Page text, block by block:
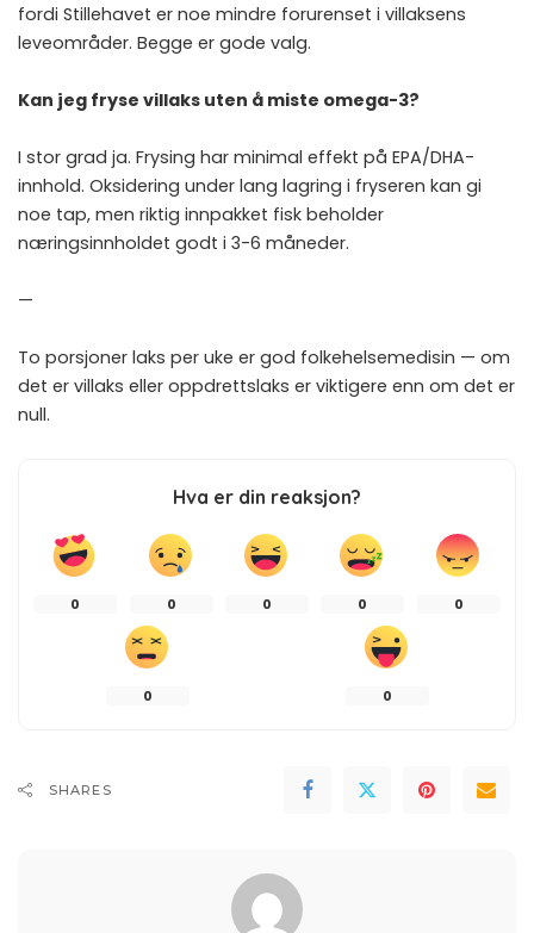
fordi Stillehavet er noe mindre forurenset i villaksens
leveområder. Begge er gode valg.
Kan jeg fryse villaks uten å miste omega-3?
I stor grad ja. Frysing har minimal effekt på EPA/DHA-
innhold. Oksidering under lang lagring i fryseren kan gi
noe tap, men riktig innpakket fisk beholder
næringsinnholdet godt i 3-6 måneder.
—
To porsjoner laks per uke er god folkehelsemedisin — om
det er villaks eller oppdrettslaks er viktigere enn om det er
null.
Hva er din reaksjon?
0 0 0 0 0
0 0
SHARES